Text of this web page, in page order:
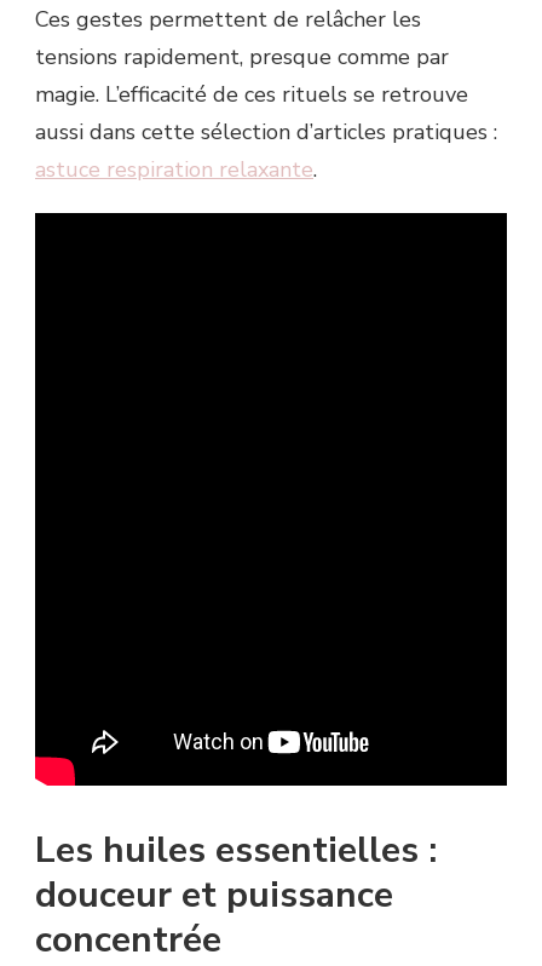
Ces gestes permettent de relâcher les
tensions rapidement, presque comme par
magie. L’efficacité de ces rituels se retrouve
aussi dans cette sélection d’articles pratiques :
astuce respiration relaxante.
Les huiles essentielles :
douceur et puissance
concentrée